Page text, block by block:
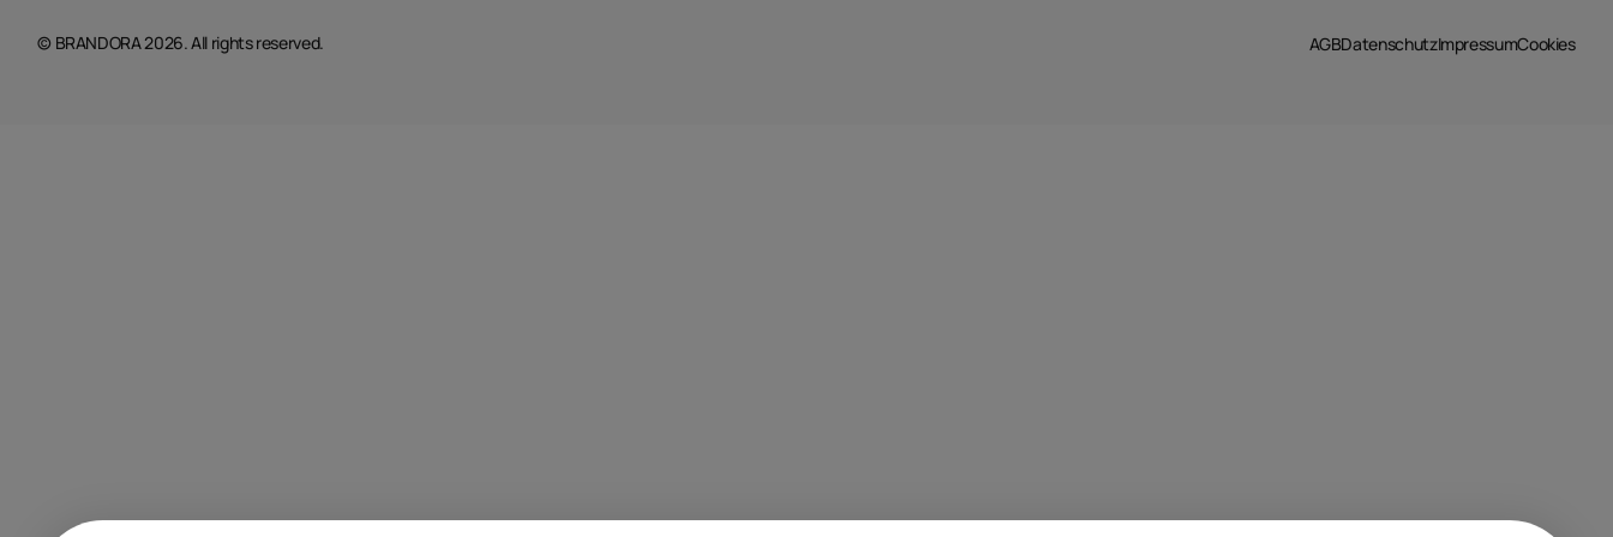
© BRANDORA 2026. All rights reserved. AGBDatenschutzImpressumCookies